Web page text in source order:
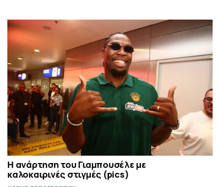
Η ανάρτηση του Γιαμπουσέλε με
καλοκαιρινές στιγμές (pics)